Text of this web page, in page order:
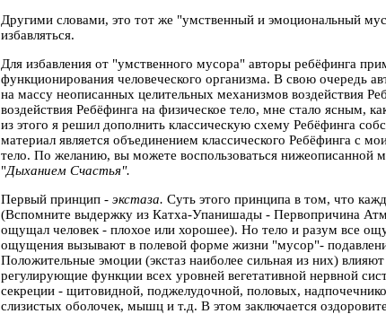
Другими словами, это тот же "умственный и эмоциональный
избавляться.
Для избавления от "умственного мусора" авторы ребёфинга
функционирования человеческого организма. В свою очередь
на массу неописанных целительных механизмов воздействия
воздействия Ребёфинга на физическое тело, мне стало ясным,
из этого я решил дополнить классическую схему Ребёфинга
материал является объединением классического Ребёфинга с
тело. По желанию, вы можете воспользоваться нижеописанной
"Дыханием Счастья".
Первый принцип - экстаза. Суть этого принципа в том, что
(Вспомните выдержку из Катха-Упанишады - Первопричина
ощущал человек - плохое или хорошее). Но тело и разум все
ощущения вызывают в полевой форме жизни "мусор"-
Положительные эмоции (экстаз наиболее сильная из них)
регулирующие функции всех уровней вегетативной нервной
секреции - щитовидной, поджелудочной, половых,
слизистых оболочек, мышц и т.д. В этом заключается